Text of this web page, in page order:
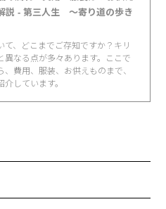
説 - 第三人生 〜寄り道の歩き
、どこまでご存知ですか？キリ
異なる点が多々あります。ここで
費用、服装、お供えものまで、
しています。